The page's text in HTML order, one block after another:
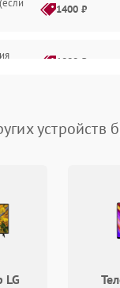
1400 ₽
1800 ₽
устройств
LG